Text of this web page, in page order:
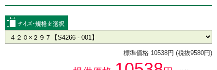
標準価格 10538円 (税抜9580円)